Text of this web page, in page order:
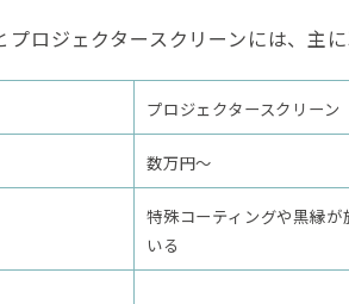
プロジェクタースクリーンには、主
プロジェクタースクリーン
数万円～
特殊コーティングや黒縁が
いる